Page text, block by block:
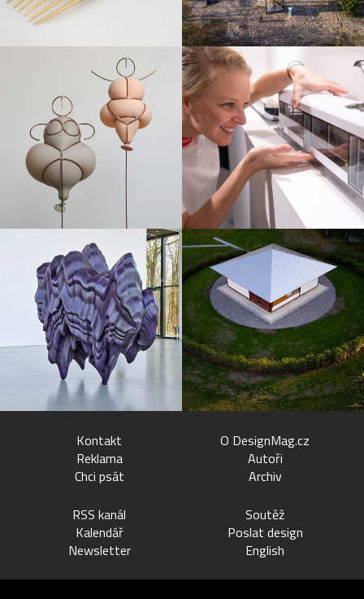
Kontakt
Reklama
Chci psát
O DesignMag.cz
Autoři
Archiv
RSS kanál
Kalendář
Newsletter
Soutěž
Poslat design
English